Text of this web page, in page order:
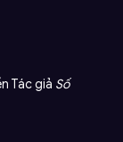
Tác giả Số